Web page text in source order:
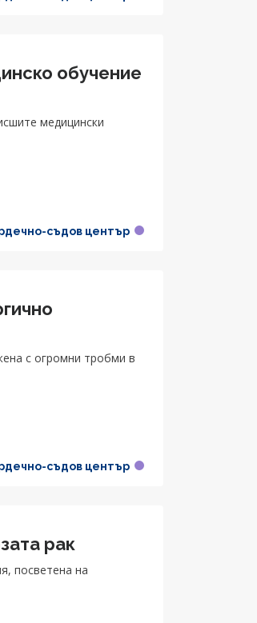
обучение
медицински
съдов център
с огромни тробми в
съдов център
рак
посветена на